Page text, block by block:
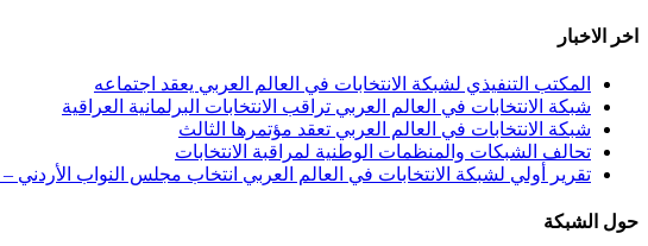
اخر الاخبار
المكتب التنفيذي لشبكة الانتخابات في العالم العربي يعقد اجتماعه
شبكة الانتخابات في العالم العربي تراقب الانتخابات البرلمانية العراقية
شبكة الانتخابات في العالم العربي تعقد مؤتمرها الثالث
تحالف الشبكات والمنظمات الوطنية لمراقبة الانتخابات
تقرير أولي لشبكة الانتخابات في العالم العربي انتخاب مجلس النواب الأردني –
حول الشبكة